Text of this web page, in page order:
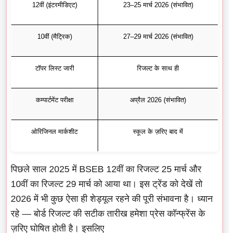
12वीं (इंटरमीडिएट) 23–25 मार्च 2026 (संभावित)
10वीं (मैट्रिक) 27–29 मार्च 2026 (संभावित)
टॉपर लिस्ट जारी रिजल्ट के साथ ही
कम्पार्टमेंट परीक्षा अप्रैल 2026 (संभावित)
ओरिजिनल मार्कशीट स्कूल के ज़रिए बाद में
पिछले साल 2025 में BSEB 12वीं का रिजल्ट 25 मार्च और
10वीं का रिजल्ट 29 मार्च को आया था। इस ट्रेंड को देखें तो
2026 में भी कुछ ऐसा ही शेड्यूल रहने की पूरी संभावना है। ध्यान
रहे — बोर्ड रिजल्ट की सटीक तारीख हमेशा प्रेस कॉन्फ्रेंस के
ज़रिए घोषित होती है। इसलिए